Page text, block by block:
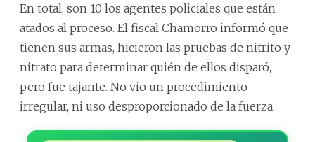
En total, son 10 los agentes policiales que están
atados al proceso. El fiscal Chamorro informó que
tienen sus armas, hicieron las pruebas de nitrito y
nitrato para determinar quién de ellos disparó,
pero fue tajante. No vio un procedimiento
irregular, ni uso desproporcionado de la fuerza.